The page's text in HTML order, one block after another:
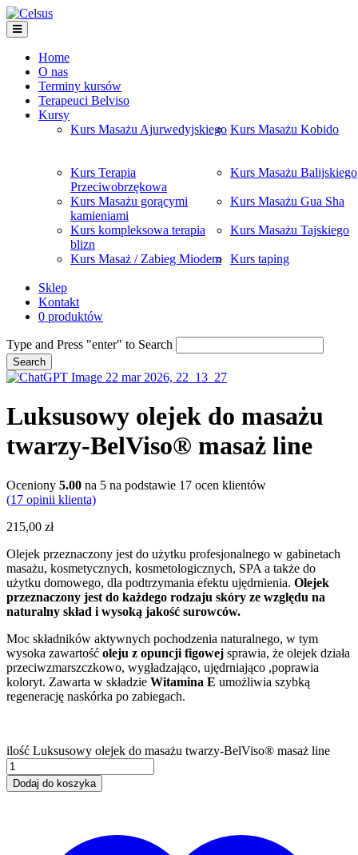
Home
O nas
Terminy kursów
Terapeuci Belviso
Kursy
Kurs Masażu Ajurwedyjskiego Kurs Masażu Kobido
Kurs Terapia
Przeciwobrzękowa
Kurs Masażu Balijskiego
Kurs Masażu gorącymi
kamieniami
Kurs Masażu Gua Sha
Kurs kompleksowa terapia
blizn
Kurs Masażu Tajskiego
Kurs Masaż / Zabieg Miodem Kurs taping
Sklep
Kontakt
0 produktów
Type and Press "enter" to Search
Luksusowy olejek do masażu
twarzy-BelViso® masaż line
Oceniony 5.00 na 5 na podstawie 17 ocen klientów
(17 opinii klienta)
215,00 zł
Olejek przeznaczony jest do użytku profesjonalnego w gabinetach
masażu, kosmetycznych, kosmetologicznych, SPA a także do
użytku domowego, dla podtrzymania efektu ujędrnienia. Olejek
przeznaczony jest do każdego rodzaju skóry ze względu na
naturalny skład i wysoką jakość surowców.
Moc składników aktywnych pochodzenia naturalnego, w tym
wysoka zawartość oleju z opuncji figowej sprawia, że olejek działa
przeciwzmarszczkowo, wygładzająco, ujędrniająco ,poprawia
koloryt. Zawarta w składzie Witamina E umożliwia szybką
regenerację naskórka po zabiegach.
ilość Luksusowy olejek do masażu twarzy-BelViso® masaż line
Dodaj do koszyka